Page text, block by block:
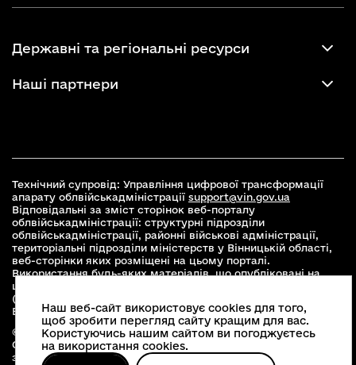
Державні та регіональні ресурси
Наші партнери
Технічний супровід: Управління цифрової трансформації
апарату облвійськадміністрації support@vin.gov.ua
Відповідальні за зміст сторінок веб-порталу
облвійськадміністрації: структурні підрозділи
облвійськадміністрації, районні військові адміністрації,
територіальні підрозділи міністерств у Вінницькій області,
веб-сторінки яких розміщені на цьому порталі.
Використання будь-яких матеріалів, що опубліковані на
цьому сайті, дозволяється при умові зазначення посилання
(для інтернет-видань - гіперпосилання) на офіційний сайт
Вінницької облвійськадміністраціїwww.vin.gov.ua .
© 2026 Весь контент доступний за ліцензією Creative
Commons Attribution 4.0 International license, якщо не
зазначено інше
Наш веб-сайт використовує cookies для того,
щоб зробити перегляд сайту кращим для вас.
Користуючись нашим сайтом ви погоджуєтесь
на використання cookies.